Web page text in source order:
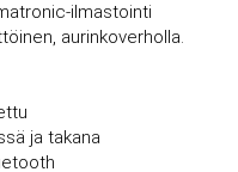
ilmastointi
aurinkoverholla.
ja takana